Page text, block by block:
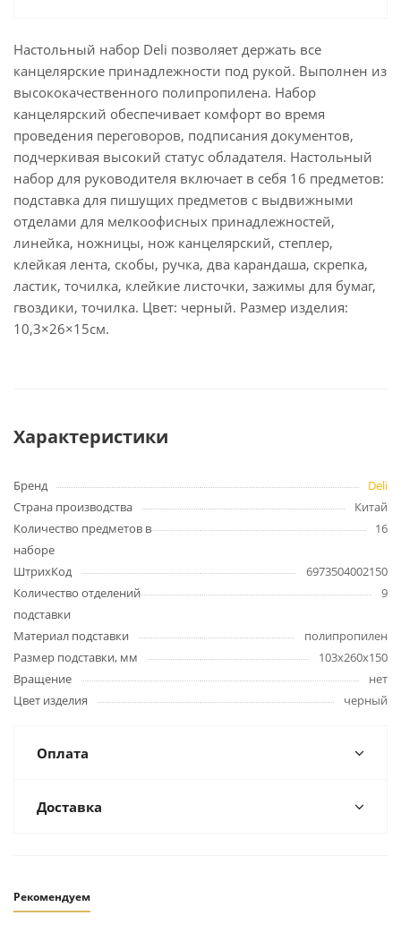
Настольный набор Deli позволяет держать все
канцелярские принадлежности под рукой. Выполнен из
высококачественного полипропилена. Набор
канцелярский обеспечивает комфорт во время
проведения переговоров, подписания документов,
подчеркивая высокий статус обладателя. Настольный
набор для руководителя включает в себя 16 предметов:
подставка для пишущих предметов с выдвижными
отделами для мелкоофисных принадлежностей,
линейка, ножницы, нож канцелярский, степлер,
клейкая лента, скобы, ручка, два карандаша, скрепка,
ластик, точилка, клейкие листочки, зажимы для бумаг,
гвоздики, точилка. Цвет: черный. Размер изделия:
10,3×26×15см.
Характеристики
Бренд
Deli
Страна производства
Китай
Количество предметов в
наборе
16
ШтрихКод
6973504002150
Количество отделений
подставки
9
Материал подставки
полипропилен
Размер подставки, мм
103х260х150
Вращение
нет
Цвет изделия
черный
Оплата
Доставка
Рекомендуем